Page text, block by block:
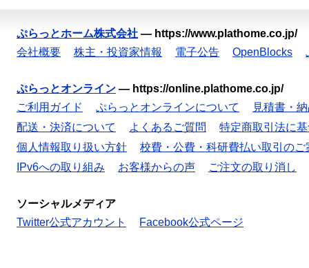
ぷらっとホーム株式会社 — https://www.plathome.co.jp/
会社概要
株主・投資家情報 電子公告 OpenBlocks
ぷらっとオンライン — https://online.plathome.co.jp/
ご利用ガイド
ぷらっとオンラインについて
見積書・
配送・決済について
よくあるご質問
特定商取引法に
個人情報取り扱い方針
校費・公費・科研費払い取引のご
IPv6への取り組み
お客様からの声 ご注文の取り消し
ソーシャルメディア
Twitter公式アカウント
Facebook公式ページ